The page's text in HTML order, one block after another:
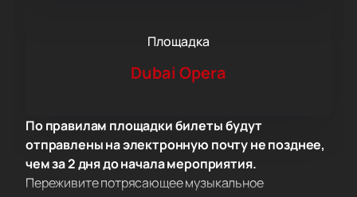
Площадка
Dubai Opera
По правилам площадки билеты будут
отправлены на электронную почту не позднее,
чем за 2 дня до начала мероприятия.
Переживите потрясающее музыкальное